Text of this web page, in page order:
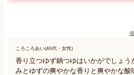
ころころあい(40代・女性)
香り立つゆず鍋つゆはいかがでしょう
みとゆずの爽やかな香りと爽やかな酸